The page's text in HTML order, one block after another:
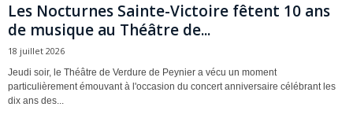
Les Nocturnes Sainte-Victoire fêtent 10 ans
de musique au Théâtre de...
18 juillet 2026
Jeudi soir, le Théâtre de Verdure de Peynier a vécu un moment
particulièrement émouvant à l'occasion du concert anniversaire célébrant les
dix ans des...